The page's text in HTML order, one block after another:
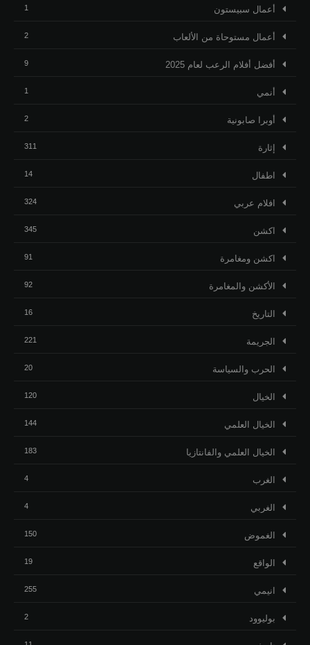
أعمال سبيستون 1
أعمال مستوحاة من الألعاب 2
أفضل أفلام الرعب لعام 2025 9
أنمي 1
أوبرا صابونية 2
إثارة 311
اطفال 14
افلام عربي 324
اكشن 345
اكشن ومغامرة 91
الأكشن والمغامرة 92
التاريخ 16
الجريمة 221
الحرب والسياسة 20
الخيال 120
الخيال العلمي 144
الخيال العلمي والفانتازيا 183
الغرب 4
الغربي 4
الغموض 150
الواقع 19
انيمي 255
بوليوود 2